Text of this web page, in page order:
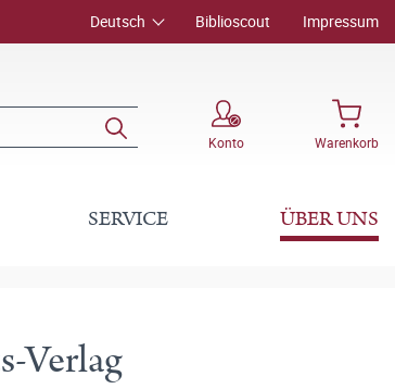
Deutsch Biblioscout Impressum
Konto Warenkorb
SERVICE ÜBER UNS
Verlag